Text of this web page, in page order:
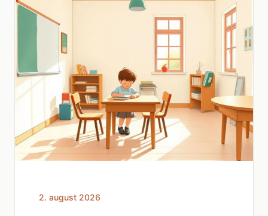
2. august 2026